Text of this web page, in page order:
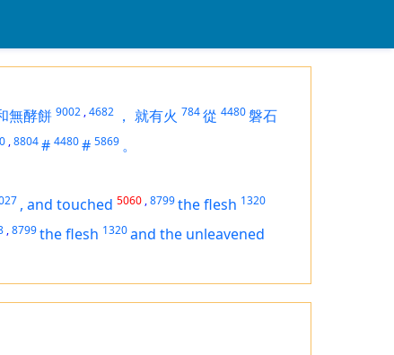
無酵餅 9002 ,4682 ， 就有火 784從 4480磐石
,8804# 4480# 5869 。
, and touched 5060 ,8799the flesh 1320
,8799the flesh 1320and the unleavened